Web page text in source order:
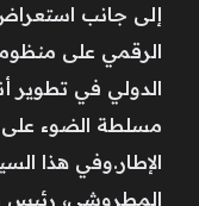
إلى جانب
الرقمي على
الدولي في تطوير
مسلطة الضوء على
الإطار.وفي هذا
المطروشي، رئيس